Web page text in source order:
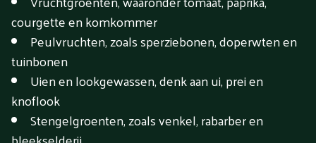
courgette en komkommer
Peulvruchten, zoals sperziebonen, doperwten en
tuinbonen
Uien en lookgewassen, denk aan ui, prei en
knoflook
Stengelgroenten, zoals venkel, rabarber en